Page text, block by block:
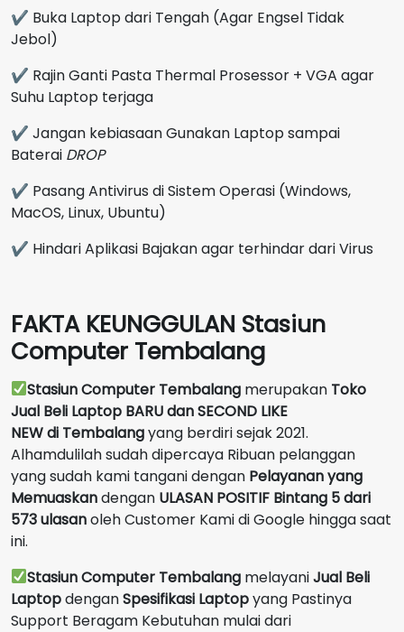
✔ Buka Laptop dari Tengah (Agar Engsel Tidak
Jebol)
✔ Rajin Ganti Pasta Thermal Prosessor + VGA agar
Suhu Laptop terjaga
✔ Jangan kebiasaan Gunakan Laptop sampai
Baterai DROP
✔ Pasang Antivirus di Sistem Operasi (Windows,
MacOS, Linux, Ubuntu)
✔ Hindari Aplikasi Bajakan agar terhindar dari Virus
FAKTA KEUNGGULAN Stasiun
Computer Tembalang
Stasiun Computer Tembalang merupakan Toko
Jual Beli Laptop BARU dan SECOND LIKE
NEWdi Tembalangyang berdiri sejak 2021.
Alhamdulilah sudah dipercaya Ribuan pelanggan
yang sudah kami tangani dengan Pelayanan yang
Memuaskandengan ULASAN POSITIF Bintang 5 dari
573 ulasanoleh Customer Kami di Google hingga saat
ini.
Stasiun Computer Tembalang melayaniJual Beli
LaptopdenganSpesifikasi Laptopyang Pastinya
Support Beragam Kebutuhan mulai dari